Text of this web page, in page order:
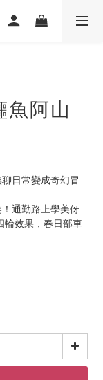
魚阿山
日常變成奇幻冒
通勤路上學美伢
輪效果，春日部車